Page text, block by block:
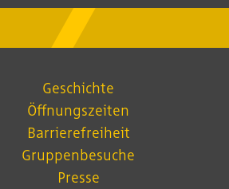
Geschichte
Öffnungszeiten
Barrierefreiheit
Gruppenbesuche
Presse